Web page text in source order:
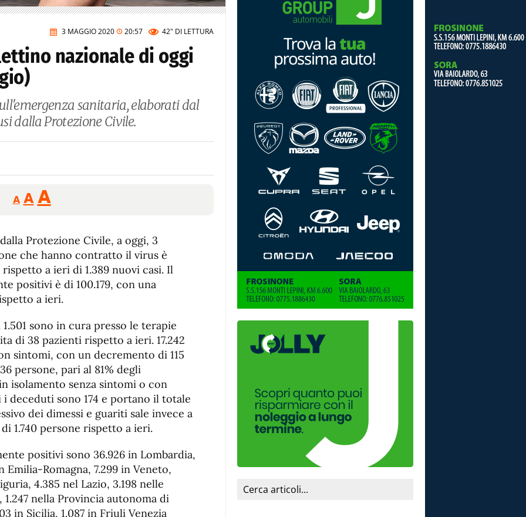
3 MAGGIO 2020 20:57 42" DI LETTURA
nazionale di oggi
sanitaria, elaborati dal
dalla Protezione Civile.
A
Reducir
tamaño
A Restablecer
tamaño
de
fuente
AAumentar
de
fuente.
Protezione Civile, a oggi, 3
che hanno contratto il virus è
rispetto a ieri di 1.389 nuovi casi. Il
positivi è di 100.179, con una
a ieri.
sono in cura presso le terapie
di 38 pazienti rispetto a ieri. 17.242
sintomi, con un decremento di 115
persone, pari al 81% degli
isolamento senza sintomi o con
deceduti sono 174 e portano il totale
dei dimessi e guariti sale invece a
1.740 persone rispetto a ieri.
positivi sono 36.926 in Lombardia,
Emilia-Romagna, 7.299 in Veneto,
4.385 nel Lazio, 3.198 nelle
1.247 nella Provincia autonoma di
in Sicilia, 1.087 in Friuli Venezia